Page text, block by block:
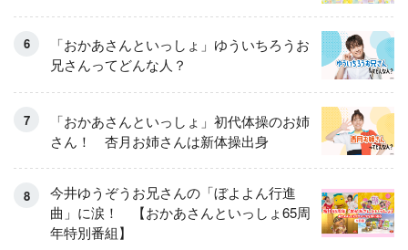
「おかあさんといっしょ」ゆういちろうお
兄さんってどんな人？
「おかあさんといっしょ」初代体操のお姉
さん！ 杏月お姉さんは新体操出身
今井ゆうぞうお兄さんの「ぼよよん行進
曲」に涙！ 【おかあさんといっしょ65周
年特別番組】